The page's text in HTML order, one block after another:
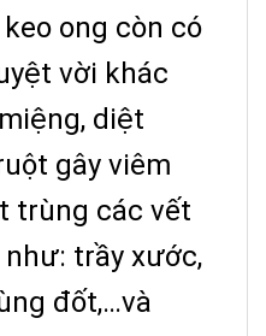
ong còn có
vời khác
diệt
gây viêm
trùng các vết
trầy xước,
đốt,…và